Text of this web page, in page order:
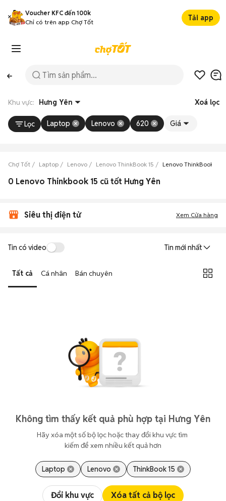
Voucher KFC đến 100k
Chỉ có trên app Chợ Tốt
Tải app
Khu vực: Hưng Yên Xoá lọc
Lọc Laptop Lenovo 620 Giá
Chợ Tốt Laptop Lenovo Lenovo ThinkBook 15 Lenovo ThinkBook 15
0 Lenovo Thinkbook 15 cũ tốt Hưng Yên
Siêu thị điện tử Xem Cửa hàng
Tin có video Tin mới nhất
Tất cả Cá nhân Bán chuyên
Không tìm thấy kết quả phù hợp tại Hưng Yên
Hãy xóa một số bộ lọc hoặc thay đổi khu vực tìm
kiếm để xem nhiều kết quả hơn
Laptop Lenovo ThinkBook 15
Đổi khu vực Xóa tất cả bộ lọc